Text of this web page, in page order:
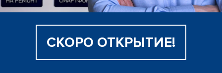
СКОРО ОТКРЫТИЕ!